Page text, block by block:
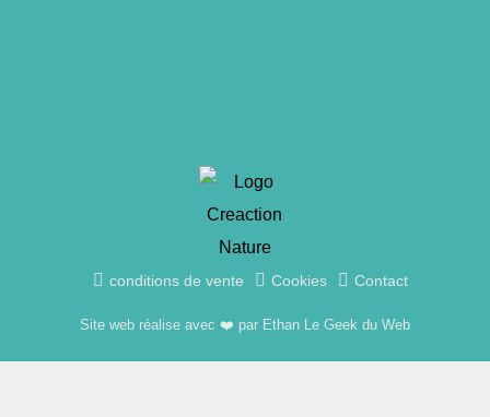
conditions de vente Cookies Contact
Site web réalise avec ❤️ par Ethan Le Geek du Web